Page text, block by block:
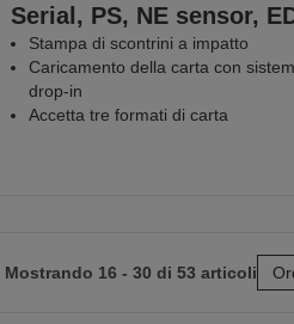
Serial, PS, NE sensor,
Stampa di scontrini a impatto
Caricamento della carta con
drop-in
Accetta tre formati di carta
Mostrando 16 - 30 di 53 articoli